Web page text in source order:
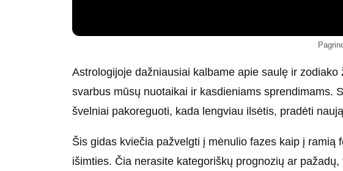
Astrologijoje dažniausiai kalbame apie saulę ir
svarbus mūsų nuotaikai ir kasdieniams sprendimams.
švelniai pakoreguoti, kada lengviau ilsėtis, pradėti
Šis gidas kviečia pažvelgti į mėnulio fazes kaip į ramią
išimties. Čia nerasite kategoriškų prognozių ar